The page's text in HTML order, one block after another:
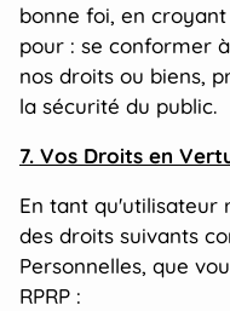
bonne foi, en
pour : se conformer
nos droits ou biens,
la sécurité du public.
7. Vos Droits en
En tant qu'utilisateur
des droits suivants
Personnelles, que
RPRP :